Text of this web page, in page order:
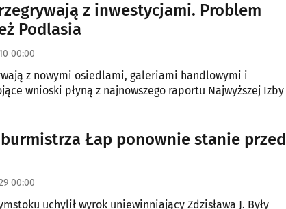
z inwestycjami. Problem
Podlasia
00:00
z nowymi osiedlami, galeriami handlowymi i
wnioski płyną z najnowszego raportu Najwyższej Izby
burmistrza Łap ponownie stanie przed
00:00
uchylił wyrok uniewinniający Zdzisława J. Były